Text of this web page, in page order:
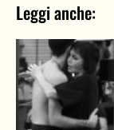
Leggi anche: